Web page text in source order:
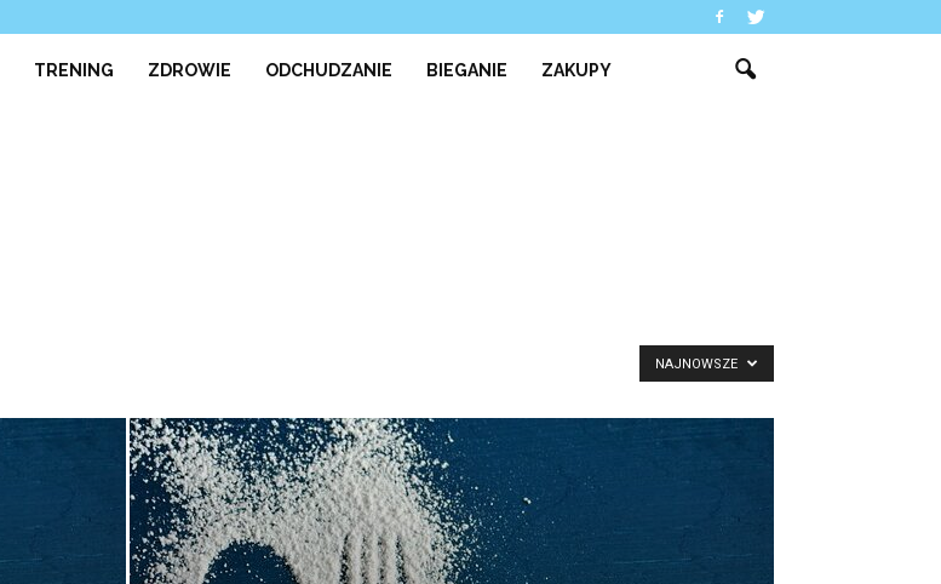
TRENING ZDROWIE ODCHUDZANIE BIEGANIE ZAKUPY
NAJNOWSZE